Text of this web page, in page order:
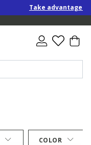
Take advantage of
COLOR